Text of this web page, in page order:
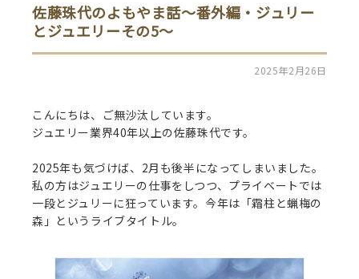
佐藤珠代のよもやま話～番外編・ジュリー
とジュエリーその5～
2025年2月26日
こんにちは、ご無沙汰しています。
ジュエリー業界40年以上の佐藤珠代です。
2025年も気づけば、2月も後半になってしまいました。
私の方はジュエリーの仕事をしつつ、プライベートでは
一段とジュリーに狂っています。今年は「霜柱と蝋梅の
森」というライブタイトル。